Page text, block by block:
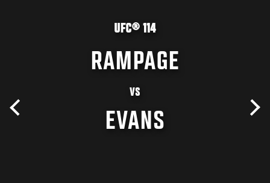
UFC® 114
RAMPAGE
VS
EVANS